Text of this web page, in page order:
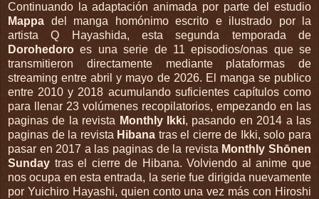
Continuando la adaptación animada por parte del estudio
Mappa del manga homónimo escrito e ilustrado por la
artista Q Hayashida, esta segunda temporada de
Dorohedoro es una serie de 11 episodios/onas que se
transmitieron directamente mediante plataformas de
streaming entre abril y mayo de 2026. El manga se publico
entre 2010 y 2018 acumulando suficientes capítulos como
para llenar 23 volúmenes recopilatorios, empezando en las
paginas de la revista Monthly Ikki, pasando en 2014 a las
paginas de la revista Hibana tras el cierre de Ikki, solo para
pasar en 2017 a las paginas de la revista Monthly Shōnen
Sunday tras el cierre de Hibana. Volviendo al anime que
nos ocupa en esta entrada, la serie fue dirigida nuevamente
por Yuichiro Hayashi, quien conto una vez más con Hiroshi